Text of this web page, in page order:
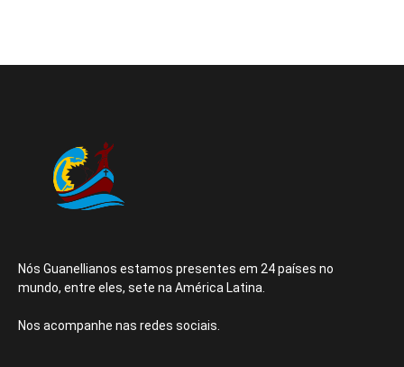
Nós Guanellianos estamos presentes em 24 países no
mundo, entre eles, sete na América Latina.
Nos acompanhe nas redes sociais.